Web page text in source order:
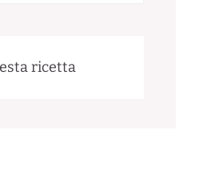
ricetta